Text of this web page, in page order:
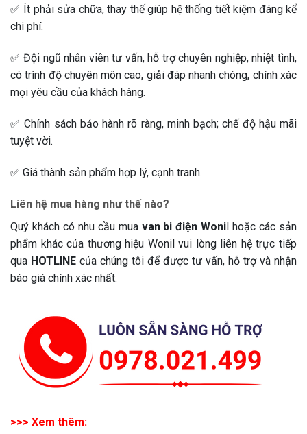
✅ Ít phải sửa chữa, thay thế giúp hệ thống tiết kiệm đáng kể
chi phí.
✅ Đội ngũ nhân viên tư vấn, hỗ trợ chuyên nghiệp, nhiệt tình,
có trình độ chuyên môn cao, giải đáp nhanh chóng, chính xác
mọi yêu cầu của khách hàng.
✅ Chính sách bảo hành rõ ràng, minh bạch; chế độ hậu mãi
tuyệt vời.
✅ Giá thành sản phẩm hợp lý, cạnh tranh.
Liên hệ mua hàng như thế nào?
Quý khách có nhu cầu mua van bi điện Wonil hoặc các sản
phẩm khác của thương hiệu Wonil vui lòng liên hệ trực tiếp
qua HOTLINE của chúng tôi để được tư vấn, hỗ trợ và nhận
báo giá chính xác nhất.
>>> Xem thêm: